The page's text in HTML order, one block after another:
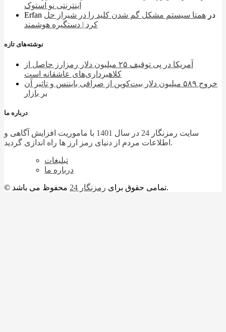
اینترنتی نو استوک
Erfan
در همتا سیستم مشکل گم شدن کلید را در شیراز حل
کرد | دستگیره هوشمند
نوشته‌های تازه
آمریکا در پی توقیف ۲۵ میلیون دلار رمزارز حاصل از
کلاهبرداری‌های عاشقانه است
خروج ۵۸۹ میلیون دلار بیت‌کوین از صرافی بایننس و تاثیر آن
بر بازار
درباره ما
سایت رمزنگار 24 در سال 1401 با ماموریت افزایش آگاهی و
اطلاعات مردم از دنیای رمز ارز ها راه اندازی گردید.
تبلیغات
درباره ما
© تمامی حقوق برای رمزنگار 24 محفوظ می باشد.